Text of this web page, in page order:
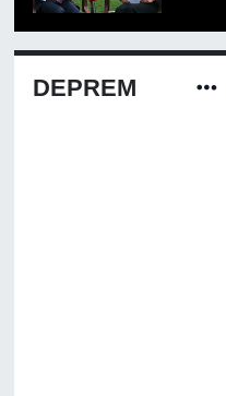
DEPREM